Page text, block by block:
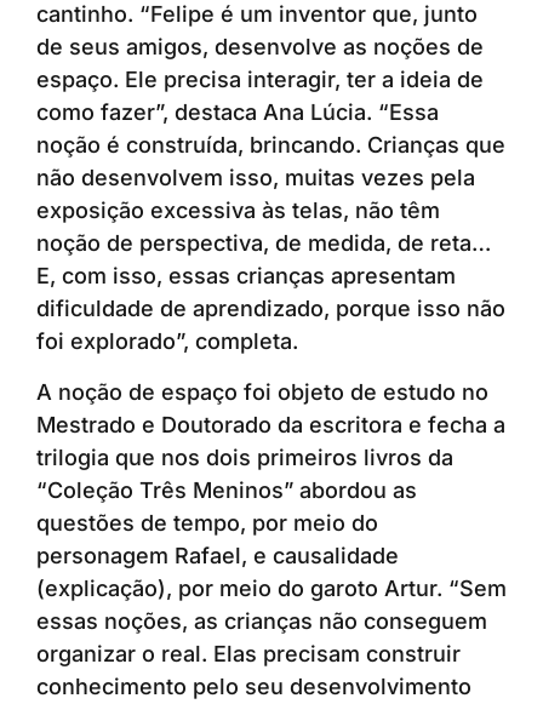
cantinho. “Felipe é um inventor que, junto
de seus amigos, desenvolve as noções de
espaço. Ele precisa interagir, ter a ideia de
como fazer”, destaca Ana Lúcia. “Essa
noção é construída, brincando. Crianças que
não desenvolvem isso, muitas vezes pela
exposição excessiva às telas, não têm
noção de perspectiva, de medida, de reta…
E, com isso, essas crianças apresentam
dificuldade de aprendizado, porque isso não
foi explorado”, completa.
A noção de espaço foi objeto de estudo no
Mestrado e Doutorado da escritora e fecha a
trilogia que nos dois primeiros livros da
“Coleção Três Meninos” abordou as
questões de tempo, por meio do
personagem Rafael, e causalidade
(explicação), por meio do garoto Artur. “Sem
essas noções, as crianças não conseguem
organizar o real. Elas precisam construir
conhecimento pelo seu desenvolvimento